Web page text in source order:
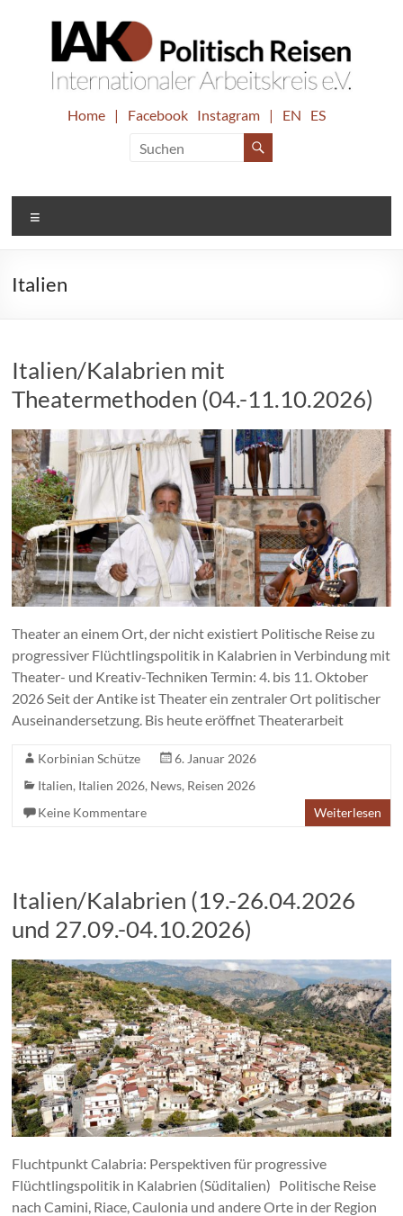
IAK.
Reisen
Internationaler
Home | Facebook Instagram | EN ES
Italien
Italien/Kalabrien mit
Theatermethoden (04.-11.10.2026)
Theater an einem Ort, der nicht existiert Politische Reise zu
progressiver Flüchtlingspolitik in Kalabrien in Verbindung mit
Theater- und Kreativ-Techniken Termin: 4. bis 11. Oktober
2026 Seit der Antike ist Theater ein zentraler Ort politischer
Auseinandersetzung. Bis heute eröffnet Theaterarbeit
Korbinian Schütze
6. Januar 2026
Italien, Italien 2026, News, Reisen 2026
Keine Kommentare
Weiterlesen
Italien/Kalabrien (19.-26.04.2026
und 27.09.-04.10.2026)
Fluchtpunkt Calabria: Perspektiven für progressive
Flüchtlingspolitik in Kalabrien (Süditalien) Politische Reise
nach Camini, Riace, Caulonia und andere Orte in der Region